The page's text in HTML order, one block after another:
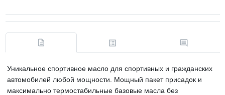
Уникальное спортивное масло для спортивных и гражданских
автомобилей любой мощности. Мощный пакет присадок и
максимально термостабильные базовые масла без